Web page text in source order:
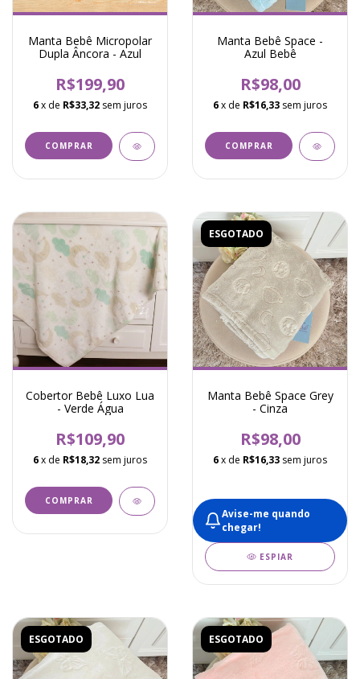
Manta Bebê Micropolar
Dupla Âncora - Azul
R$199,90
6x de R$33,32 sem juros
Manta Bebê Space -
Azul Bebê
R$98,00
6x de R$16,33 sem juros
Cobertor Bebê Luxo Lua
- Verde Água
R$109,90
6x de R$18,32 sem juros
ESGOTADO
Manta Bebê Space Grey
- Cinza
R$98,00
6x de R$16,33 sem juros
Avise-me quando
chegar!
ESPIAR
ESGOTADO ESGOTADO